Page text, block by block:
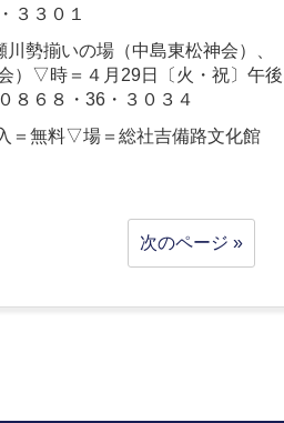
３３０１
勢揃いの場（中島東松神会）、
）▽時＝４月29日〔火・祝〕午後
８６８・36・３０３４
＝無料▽場＝総社吉備路文化館
次のページ »